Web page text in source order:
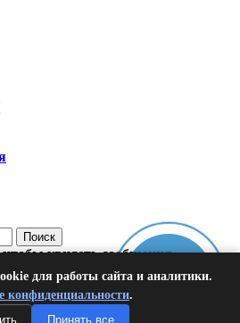
Поиск
увидеть сообщения,
для работы сайта и аналитики.
конфиденциальности.
Принять все